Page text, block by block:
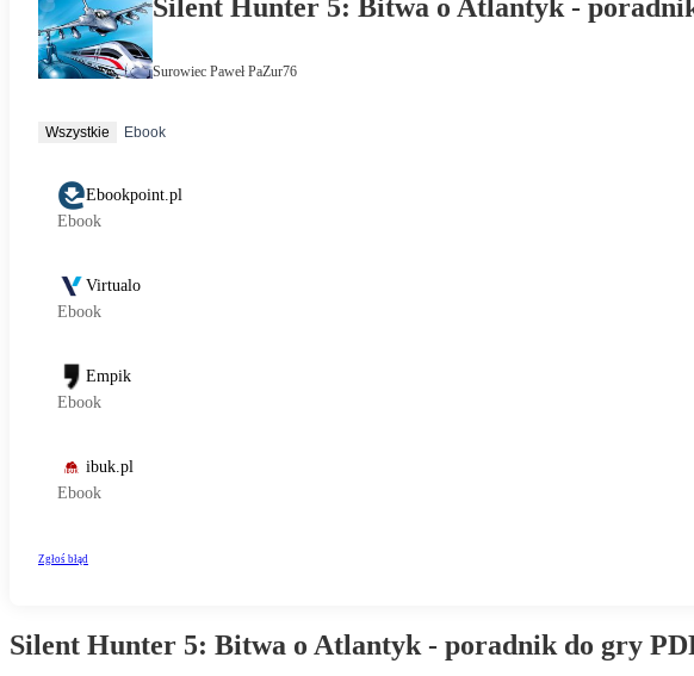
Silent Hunter 5: Bitwa o Atlantyk - poradnik do gry